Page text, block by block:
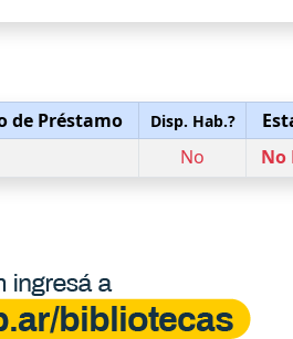
de Préstamo Disp. Hab.?
No No